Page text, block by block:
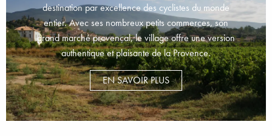
destination par excellence des cyclistes du monde
entier. Avec ses nombreux petits commerces, son
grand marché provençal, le village offre une version
authentique et plaisante de la Provence.
EN SAVOIR PLUS